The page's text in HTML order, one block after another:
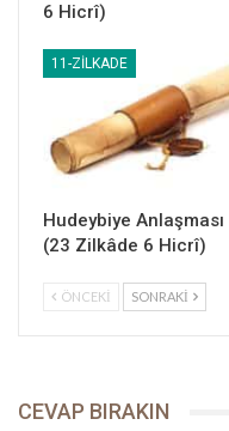
6 Hicrî)
11-ZILKADE
Hudeybiye Anlaşması
(23 Zilkâde 6 Hicrî)
ÖNCEKI SONRAKI
CEVAP BIRAKIN